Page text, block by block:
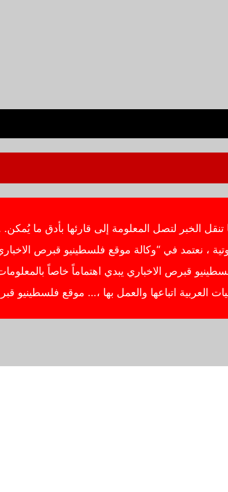
الخبر لتصل المعلومة إلى قارئها بأدق ما
، نعتمد في “وكالة موقع فلسطينيو قبرص
قبرص الاخباري يبدي اهتماماً خاصاً
العربية اتباعها والعمل بها ،… موقع فلسطينيو